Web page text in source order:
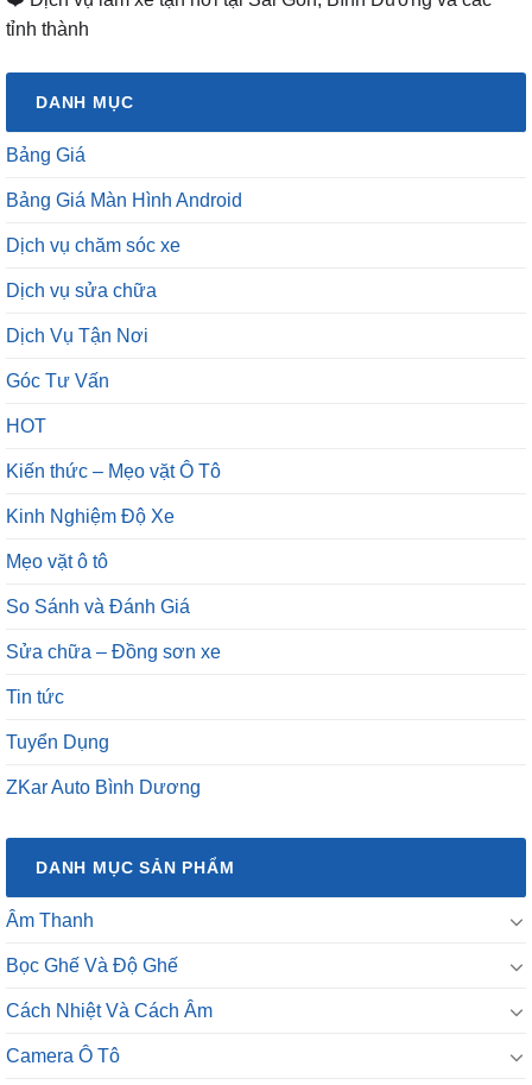
tỉnh thành
DANH MỤC
Bảng Giá
Bảng Giá Màn Hình Android
Dịch vụ chăm sóc xe
Dịch vụ sửa chữa
Dịch Vụ Tận Nơi
Góc Tư Vấn
HOT
Kiến thức – Mẹo vặt Ô Tô
Kinh Nghiệm Độ Xe
Mẹo vặt ô tô
So Sánh và Đánh Giá
Sửa chữa – Đồng sơn xe
Tin tức
Tuyển Dụng
ZKar Auto Bình Dương
DANH MỤC SẢN PHẨM
Âm Thanh
Bọc Ghế Và Độ Ghế
Cách Nhiệt Và Cách Âm
Camera Ô Tô